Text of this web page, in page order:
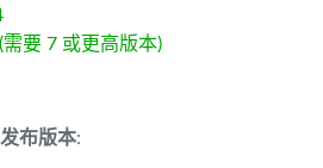
要 7 或更高版本)
布版本: